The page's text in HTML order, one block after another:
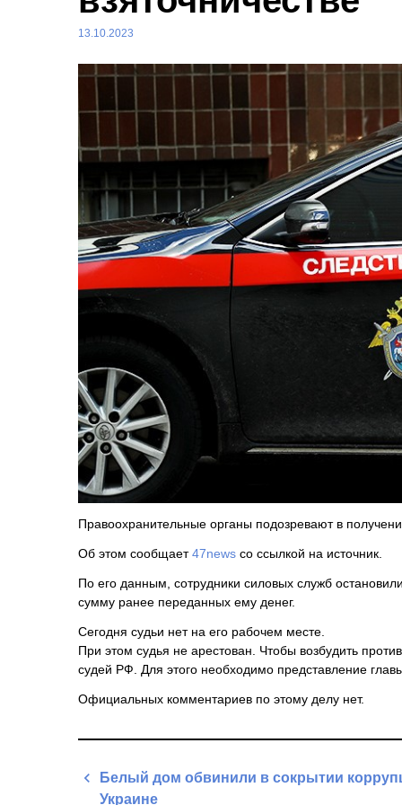
13.10.2023
Правоохранительные органы подозревают в
Об этом сообщает47news со ссылкой на источник.
По его данным, сотрудники силовых служб
сумму ранее переданных ему денег.
Сегодня судьи нет на его рабочем месте.
При этом судья не арестован. Чтобы возбудить
судей РФ . Для этого необходимо представление
Официальных комментариев по этому делу нет.
Навигация
Белый дом обвинили в сокрытии
Украине